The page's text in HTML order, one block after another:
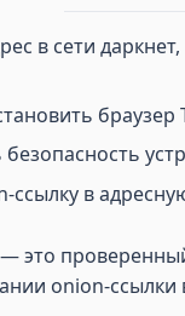
в сети
ссылку в
onion-